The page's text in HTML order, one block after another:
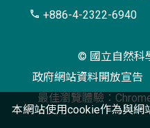
博
+886-4-2322-6940
© 國立自然科
政府網站資料開放宣告
最佳瀏覽體驗：
本網站使用cookie作為與網